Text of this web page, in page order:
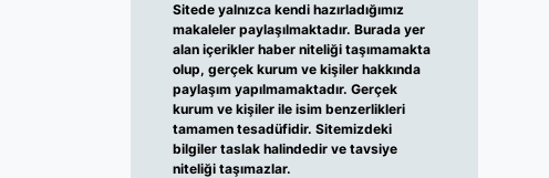
Sitede yalnızca kendi hazırladığımız
makaleler paylaşılmaktadır. Burada yer
alan içerikler haber niteliği taşımamakta
olup, gerçek kurum ve kişiler hakkında
paylaşım yapılmamaktadır. Gerçek
kurum ve kişiler ile isim benzerlikleri
tamamen tesadüfidir. Sitemizdeki
bilgiler taslak halindedir ve tavsiye
niteliği taşımazlar.